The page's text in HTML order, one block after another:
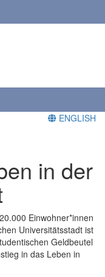
ENGLISH
in der
Einwohner*innen
Universitätsstadt ist
Geldbeutel
in das Leben in